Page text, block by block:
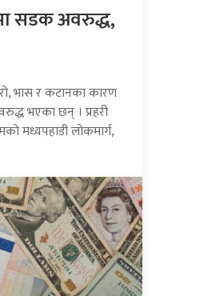
सडक अवरुद्ध,
भास र कटानका कारण
भएका छन् । प्रहरी
मध्यपहाडी लोकमार्ग,